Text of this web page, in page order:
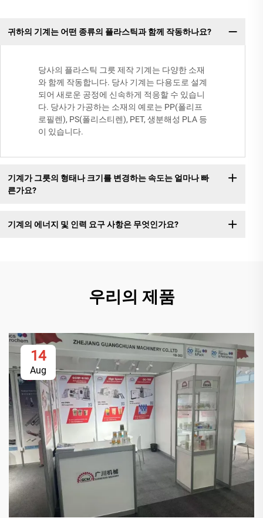
귀하의 기계는 어떤 종류의 플라스틱과 함께 작동하나요?
당사의 플라스틱 그릇 제작 기계는 다양한 소재
와 함께 작동합니다. 당사 기계는 다용도로 설계
되어 새로운 공정에 신속하게 적응할 수 있습니
다. 당사가 가공하는 소재의 예로는 PP(폴리프
로필렌), PS(폴리스티렌), PET, 생분해성 PLA 등
이 있습니다.
기계가 그릇의 형태나 크기를 변경하는 속도는 얼마나 빠
른가요?
기계의 에너지 및 인력 요구 사항은 무엇인가요?
우리의 제품
14
Aug